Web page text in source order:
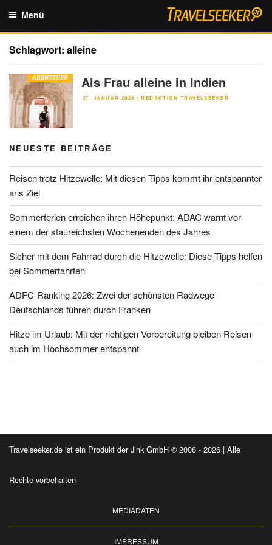
Inhalt
springen
Menü
Schlagwort: alleine
ABENTEUER Als Frau alleine in Indien
VERÖFFENTLICHT
27. JANUAR 2023 |REDAKTION TRAVELSEEKER
NEUESTE BEITRÄGE
Reisen trotz Hitzewelle: Mit diesen Tipps kommt ihr entspannter
ans Ziel
Sommerferien erreichen ihren Höhepunkt: ADAC warnt vor
einem der staureichsten Wochenenden des Jahres
Sicher mit dem Fahrrad durch die Hitzewelle: Diese Tipps helfen
bei Sommerfahrten
ADFC-Ranking 2026: Zwei der schönsten Radwege
Deutschlands führen durch Franken
Hitze im Urlaub: Mit der richtigen Vorbereitung bleiben Reisen
auch im Hochsommer entspannt
Travelseeker.de ist ein Produkt der Jink GmbH © 2006 - 2026 | Alle
Rechte vorbehalten
MEDIADATEN
IMPRESSUM